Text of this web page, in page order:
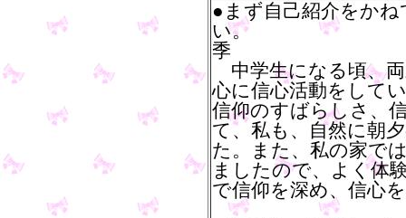
●まず自己紹介をか
い。
季
中学生になる頃、
心に信心活動をして
信仰のすばらしさ、
て、私も、自然に朝
た。また、私の家で
ましたので、よく体
で信仰を深め、信心